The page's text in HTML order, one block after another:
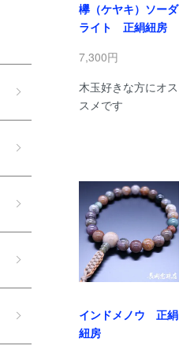
欅（ケヤキ）ソーダ
ライト 正絹紐房
7,300円
木玉好きな方にオス
スメです
インドメノウ 正絹
紐房